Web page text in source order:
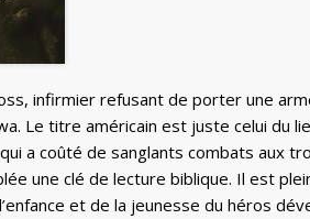
infirmier refusant de porter une
Le titre américain est juste celui du
a coûté de sanglants combats aux
une clé de lecture biblique. Il est
et de la jeunesse du héros